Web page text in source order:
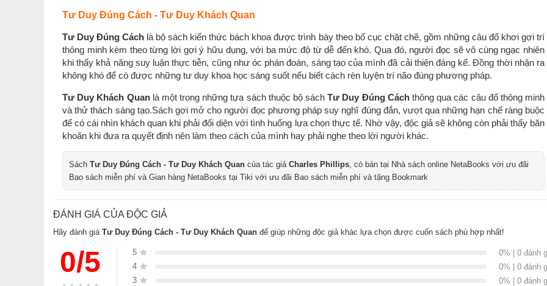
Tư Duy Đúng Cách - Tư Duy Khách Quan
Tư Duy Đúng Cách là bộ sách kiến thức bách khoa được trình bày theo bố cục chặt chẽ, gồm những câu đố khơi gợi trí
thông minh kèm theo từng lời gợi ý hữu dụng, với ba mức độ từ dễ đến khó. Qua đó, người đọc sẽ vô cùng ngạc nhiên
khi thấy khả năng suy luận thực tiễn, cũng như óc phán đoán, sáng tạo của mình đã cải thiện đáng kể. Đồng thời nhận ra
không khó để có được những tư duy khoa học sáng suốt nếu biết cách rèn luyện trí não đúng phương pháp.
Tư Duy Khách Quan là một trong những tựa sách thuộc bộ sáchTư Duy Đúng Cáchthông qua các câu đố thông minh
và thử thách sáng tạo.Sách gợi mở cho người đọc phương pháp suy nghĩ đúng đắn, vượt qua những hạn chế ràng buộc
để có cái nhìn khách quan khi phải đối diện với tình huống lựa chọn thực tế. Nhờ vậy, độc giả sẽ không còn phải thấy băn
khoăn khi đưa ra quyết định nên làm theo cách của mình hay phải nghe theo lời người khác.
Sách Tư Duy Đúng Cách - Tư Duy Khách Quan của tác giả Charles Phillips, có bán tại Nhà sách online NetaBooks với ưu đãi
Bao sách miễn phí và Gian hàng NetaBooks tại Tiki với ưu đãi Bao sách miễn phí và tặng Bookmark
ĐÁNH GIÁ CỦA ĐỘC GIẢ
Hãy đánh giá Tư Duy Đúng Cách - Tư Duy Khách Quan để giúp những độc giả khác lựa chọn được cuốn sách phù hợp nhất!
0/5 5
0% | 0 đánh
4
0% | 0 đánh
3
0% | 0 đánh